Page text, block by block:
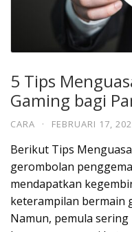
5 Tips
Gaming bagi
CARA · FEBRUARI 17,
Berikut Tips
gerombolan
mendapatkan
keterampilan bermain
Namun, pemula